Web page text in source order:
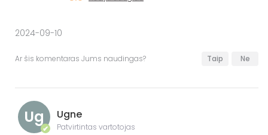
2024-09-10
Ar šis komentaras Jums naudingas? Taip Ne
Ug
✔
Ugne
Patvirtintas vartotojas